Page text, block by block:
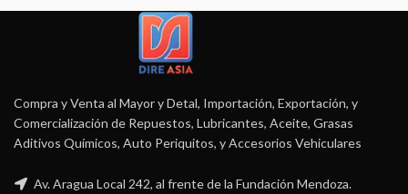
Compra y Venta al Mayor y Detal, Importación, Exportación, y
Comercialización de Repuestos, Lubricantes, Aceite, Grasas
Aditivos Químicos, Auto Periquitos, y Accesorios Vehiculares
Av. Aragua Local 242, al frente de la Fundación Mendoza.